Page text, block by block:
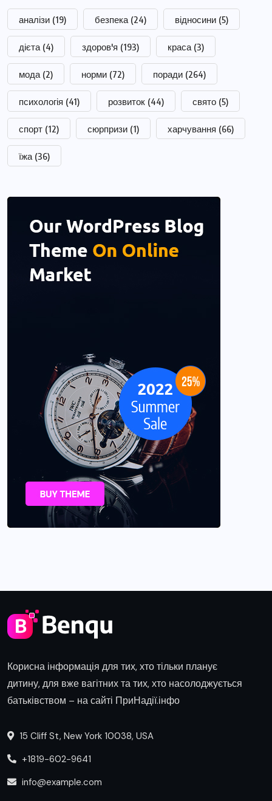
аналізи (19) безпека (24) відносини (5)
дієта (4) здоров'я (193) краса (3)
мода (2) норми (72) поради (264)
психологія (41) розвиток (44) свято (5)
спорт (12) сюрпризи (1) харчування (66)
їжа (36)
Корисна інформація для тих, хто тільки планує
дитину, для вже вагітних та тих, хто насолоджується
батьківством – на сайті ПриНадії.інфо
15 Cliff St, New York 10038, USA
+1819-602-9641
info@example.com